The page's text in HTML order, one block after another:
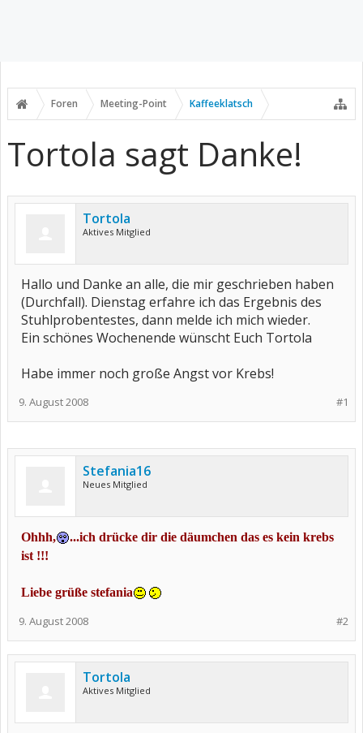
Foren Meeting-Point Kaffeeklatsch
Tortola sagt Danke!
Tortola
Aktives Mitglied
Hallo und Danke an alle, die mir geschrieben haben
(Durchfall). Dienstag erfahre ich das Ergebnis des
Stuhlprobentestes, dann melde ich mich wieder.
Ein schönes Wochenende wünscht Euch Tortola
Habe immer noch große Angst vor Krebs!
#1
9. August 2008
Stefania16
Neues Mitglied
Ohhh,
...ich drücke dir die däumchen das es kein krebs
ist !!!
Liebe grüße stefania
#2
9. August 2008
Tortola
Aktives Mitglied